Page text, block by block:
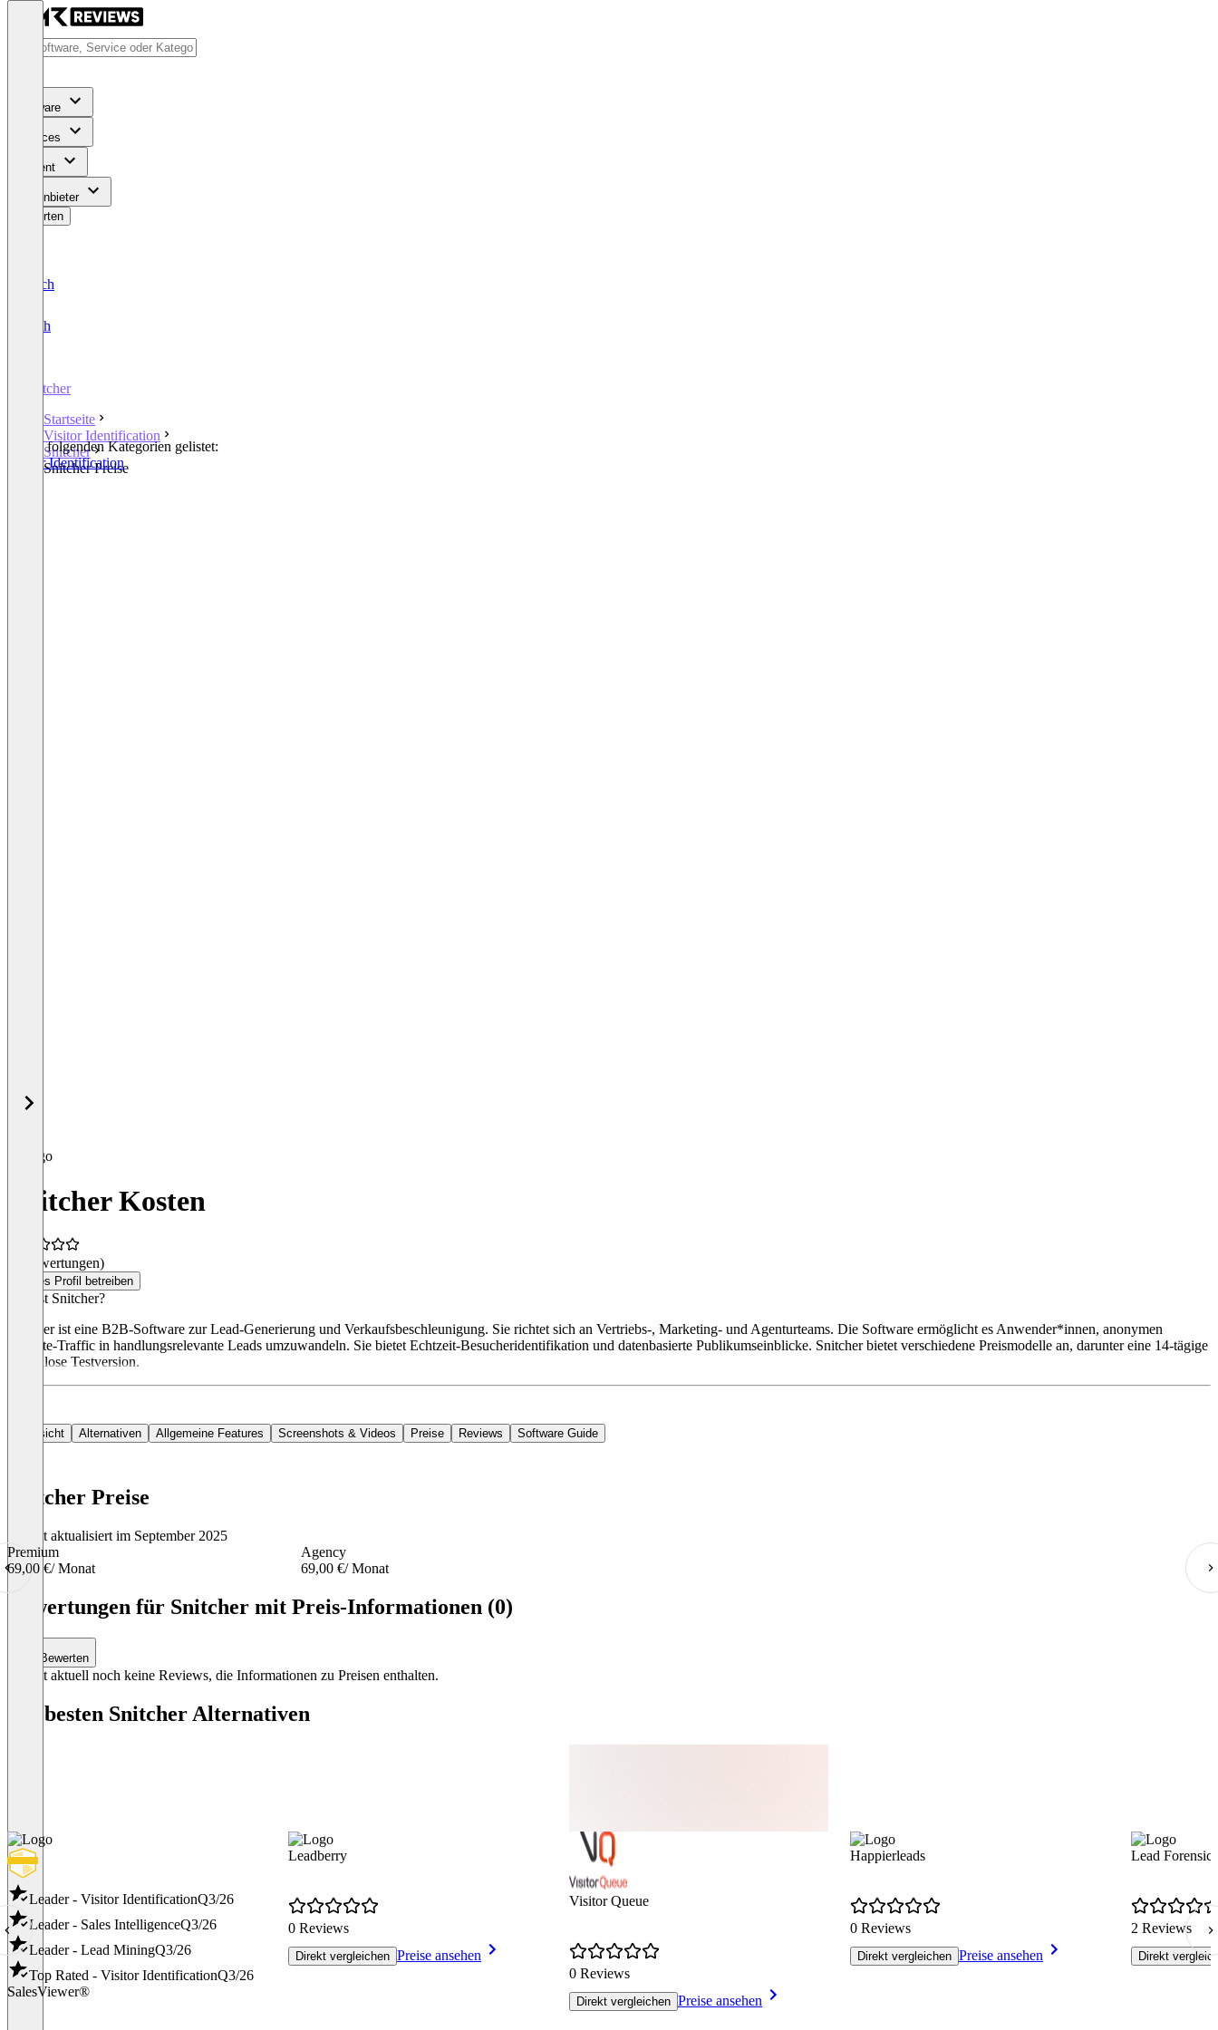
Software
Services
Content
Für Anbieter
Bewerten
Deutsch
English
Snitcher
Startseite
Visitor Identification
Snitcher
Snitcher Preise
In den folgenden Kategorien gelistet:
Visitor Identification
Snitcher Kosten
(0 Bewertungen)
Dieses Profil betreiben
Was ist Snitcher?
Snitcher ist eine B2B-Software zur Lead-Generierung und Verkaufsbeschleunigung. Sie richtet sich an Vertriebs-, Marketing- und Agenturteams. Die Software ermöglicht es Anwender*innen, anonymen
Website-Traffic in handlungsrelevante Leads umzuwandeln. Sie bietet Echtzeit-Besucheridentifikation und datenbasierte Publikumseinblicke. Snitcher bietet verschiedene Preismodelle an, darunter eine 14-tägige
kostenlose Testversion.
Übersicht Alternativen Allgemeine Features Screenshots & Videos Preise Reviews Software Guide
Snitcher Preise
Zuletzt aktualisiert im September 2025
Premium
69,00 €/ Monat
Agency
69,00 €/ Monat
Bewertungen für Snitcher mit Preis-Informationen (0)
Bewerten
Es gibt aktuell noch keine Reviews, die Informationen zu Preisen enthalten.
Die besten Snitcher Alternativen
Leader - Visitor IdentificationQ3/26
Leader - Sales IntelligenceQ3/26
Leader - Lead MiningQ3/26
Top Rated - Visitor IdentificationQ3/26
SalesViewer®
Leadberry
0 Reviews
Direkt vergleichen Preise ansehen
Visitor Queue
0 Reviews
Direkt vergleichen Preise ansehen
Happierleads
0 Reviews
Direkt vergleichen Preise ansehen
Lead Forensics
2 Reviews
Direkt